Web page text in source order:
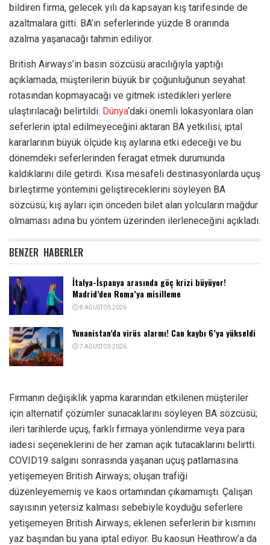
bildiren firma, gelecek yılı da kapsayan kış tarifesinde de
azaltmalara gitti. BA’in seferlerinde yüzde 8 oranında
azalma yaşanacağı tahmin ediliyor.
British Airways’in basın sözcüsü aracılığıyla yaptığı
açıklamada; müşterilerin büyük bir çoğunluğunun seyahat
rotasından kopmayacağı ve gitmek istedikleri yerlere
ulaştırılacağı belirtildi. Dünya‘daki önemli lokasyonlara olan
seferlerin iptal edilmeyeceğini aktaran BA yetkilisi; iptal
kararlarının büyük ölçüde kış aylarına etki edeceği ve bu
dönemdeki seferlerinden feragat etmek durumunda
kaldıklarını dile getirdi. Kısa mesafeli destinasyonlarda uçuş
birleştirme yöntemini geliştireceklerini söyleyen BA
sözcüsü; kış ayları için önceden bilet alan yolcuların mağdur
olmaması adına bu yöntem üzerinden ilerleneceğini açıkladı.
BENZER HABERLER
İtalya-İspanya arasında göç krizi büyüyor!
Madrid’den Roma’ya misilleme
8 AĞUSTOS 2026
Yunanistan’da virüs alarmı! Can kaybı 6’ya yükseldi
7 AĞUSTOS 2026
Firmanın değişiklik yapma kararından etkilenen müşteriler
için alternatif çözümler sunacaklarını söyleyen BA sözcüsü;
ileri tarihlerde uçuş, farklı firmaya yönlendirme veya para
iadesi seçeneklerini de her zaman açık tutacaklarını belirtti.
COVID19 salgını sonrasında yaşanan uçuş patlamasına
yetişemeyen British Airways; oluşan trafiği
düzenleyememiş ve kaos ortamından çıkamamıştı. Çalışan
sayısının yetersiz kalması sebebiyle koyduğu seferlere
yetişemeyen British Airways; eklenen seferlerin bir kısmını
yaz başından bu yana iptal ediyor. Bu kaosun Heathrow’a da